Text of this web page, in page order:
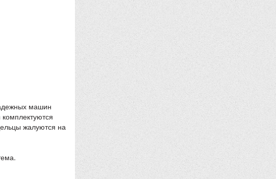
машин
жалуются на